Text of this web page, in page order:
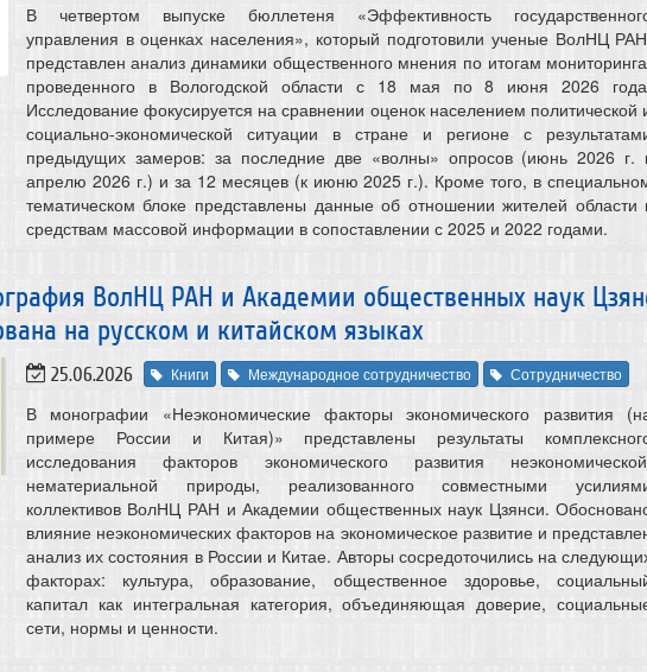
В четвертом выпуске бюллетеня «Эффективность
управления в оценках населения», который подготовили ученые ВолНЦ
представлен анализ динамики общественного мнения по итогам
проведенного в Вологодской области с 18 мая по 8 июня 2026
Исследование фокусируется на сравнении оценок населением политической
социально-экономической ситуации в стране и регионе с
предыдущих замеров: за последние две «волны» опросов (июнь 2026 г.
апрелю 2026 г.) и за 12 месяцев (к июню 2025 г.). Кроме того, в
тематическом блоке представлены данные об отношении жителей области
средствам массовой информации в сопоставлении с 2025 и 2022 годами.
ВолНЦ РАН и Академии общественных наук
на русском и китайском языках
25.06.2026 Книги Международное сотрудничество Сотрудничество
В монографии «Неэкономические факторы экономического развития
примере России и Китая)» представлены результаты
исследования факторов экономического развития
нематериальной природы, реализованного совместными
коллективов ВолНЦ РАН и Академии общественных наук Цзянси.
влияние неэкономических факторов на экономическое развитие и
анализ их состояния в России и Китае. Авторы сосредоточились на
факторах: культура, образование, общественное здоровье,
капитал как интегральная категория, объединяющая доверие,
сети, нормы и ценности.